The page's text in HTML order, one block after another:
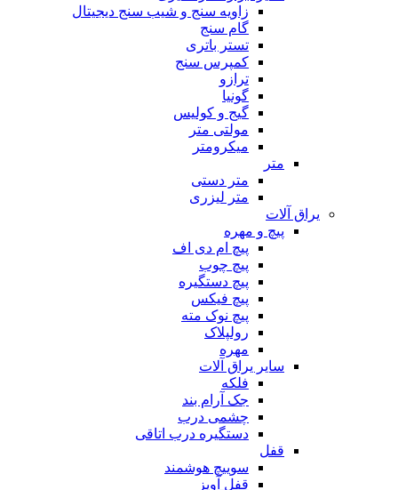
زاویه سنج و شیب سنج دیجیتال
گام سنج
تستر باتری
کمپرس سنج
ترازو
گونیا
گیج و کولیس
مولتی متر
میکرومتر
متر
متر دستی
متر لیزری
یراق آلات
پیچ و مهره
پیچ ام دی اف
پیچ چوب
پیچ دستگیره
پیچ فیکس
پیچ نوک مته
رولپلاک
مهره
سایر یراق آلات
فلکه
جک آرام بند
چشمی درب
دستگیره درب اتاقی
قفل
سوییچ هوشمند
قفل آویز